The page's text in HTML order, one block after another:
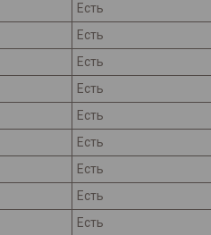
Есть
Есть
Есть
Есть
Есть
Есть
Есть
Есть
Есть